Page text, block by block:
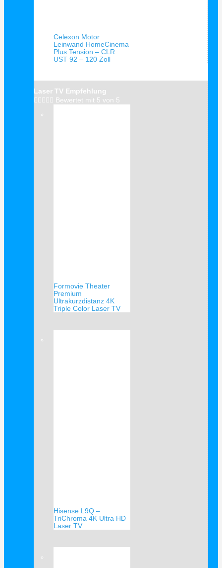
Celexon Motor
Leinwand HomeCinema
Plus Tension – CLR
UST 92 – 120 Zoll
Laser TV Empfehlung
     Bewertet mit 5 von 5
Formovie Theater
Premium
Ultrakurzdistanz 4K
Triple Color Laser TV
Hisense L9Q –
TriChroma 4K Ultra HD
Laser TV